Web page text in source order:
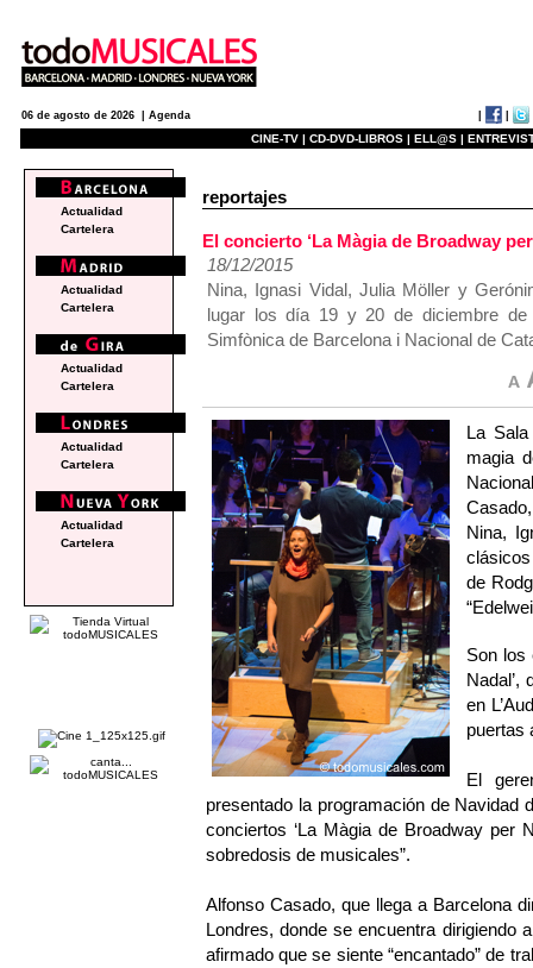
06 de agosto de 2026 | Agenda
CINE-TV | CD-DVD-LIBROS | ELL@S |
reportajes
El concierto ‘La Màgia de Broadway
18/12/2015
Nina, Ignasi Vidal, Julia Möller y
lugar los día 19 y 20 de diciembre de
Simfònica de Barcelona i Nacional de
La Sala
magia
Nina,
de
Son los
Nadal’,
en
puertas
El
presentado la programación de Navidad
conciertos ‘La Màgia de Broadway per
sobredosis de musicales”.
Alfonso Casado, que llega a Barcelona
Londres, donde se encuentra
afirmado que se siente “encantado” de
Actualidad
Cartelera
Actualidad
Cartelera
Actualidad
Cartelera
Actualidad
Cartelera
Actualidad
Cartelera